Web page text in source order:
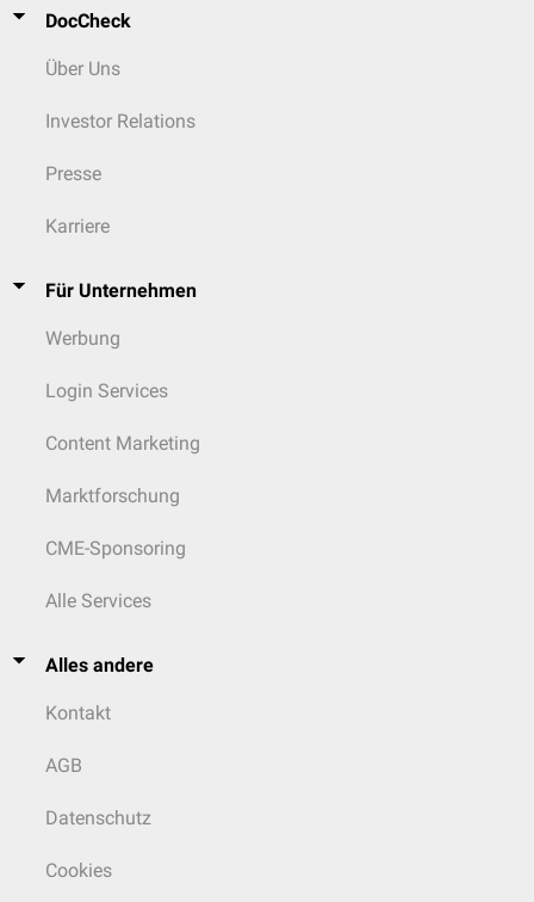
DocCheck
Über Uns
Investor Relations
Presse
Karriere
Für Unternehmen
Werbung
Login Services
Content Marketing
Marktforschung
CME-Sponsoring
Alle Services
Alles andere
Kontakt
AGB
Datenschutz
Cookies